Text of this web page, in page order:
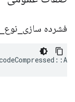
فشرده سازی نوع
::